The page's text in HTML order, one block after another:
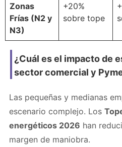
Zonas
Frías (N2 y
N3)
+20%
sobre tope
¿Cuál es el impacto de
sector comercial y
Las pequeñas y medianas
escenario complejo. Los
energéticos 2026 han
margen de maniobra.